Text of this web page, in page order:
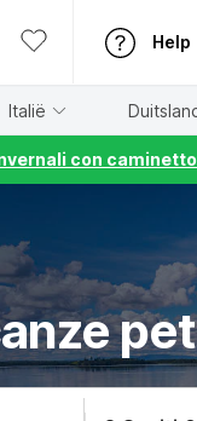
Help
Italië
con